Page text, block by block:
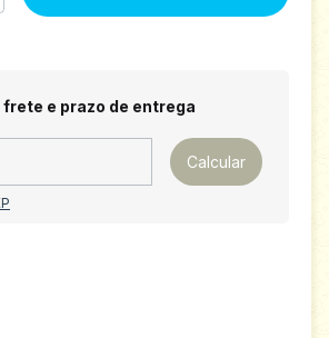
Alterar CEP
frete e prazo de entrega
Calcular